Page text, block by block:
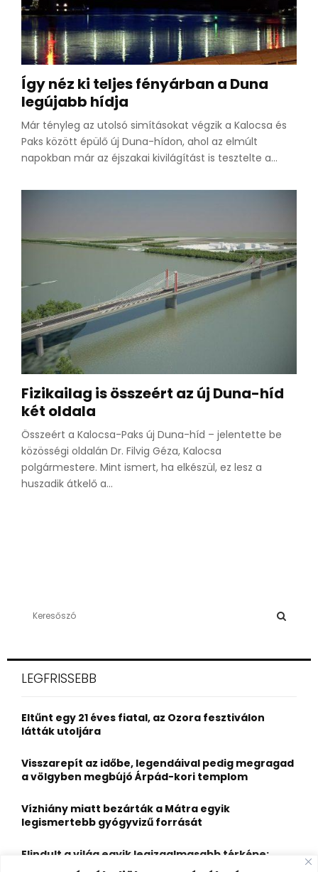
Így néz ki teljes fényárban a Duna
legújabb hídja
Már tényleg az utolsó simításokat végzik a Kalocsa és
Paks között épülő új Duna-hídon, ahol az elmúlt
napokban már az éjszakai kivilágítást is tesztelte a...
Fizikailag is összeért az új Duna-híd
két oldala
Összeért a Kalocsa-Paks új Duna-híd – jelentette be
közösségi oldalán Dr. Filvig Géza, Kalocsa
polgármestere. Mint ismert, ha elkészül, ez lesz a
huszadik átkelő a...
h
o
r
C
LEGFRISSEBB
Eltűnt egy 21 éves fiatal, az Ozora fesztiválon
látták utoljára
Visszarepít az időbe, legendáival pedig megragad
a völgyben megbújó Árpád-kori templom
Vízhiány miatt bezárták a Mátra egyik
legismertebb gyógyvizű forrását
Elindult a világ egyik legizgalmasabb térképe:
több mint 6600 várat, kastélyt és erődöt